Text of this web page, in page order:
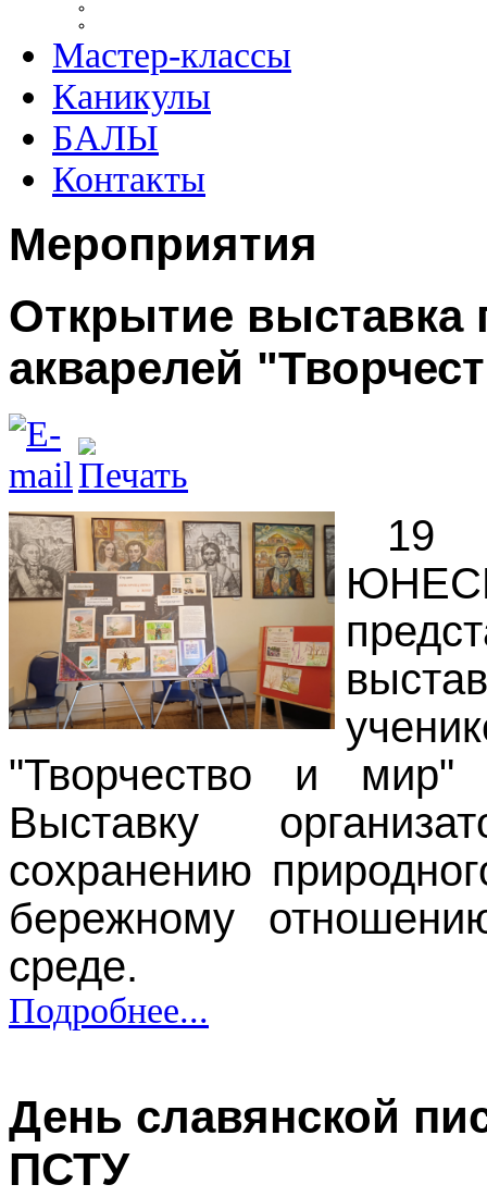
Мастер-классы
Каникулы
БАЛЫ
Контакты
Мероприятия
Открытие выставка
акварелей
19
"Творчество и
Выставку
сохранению
бережному
среде.
Подробнее...
День славянской
ПСТУ